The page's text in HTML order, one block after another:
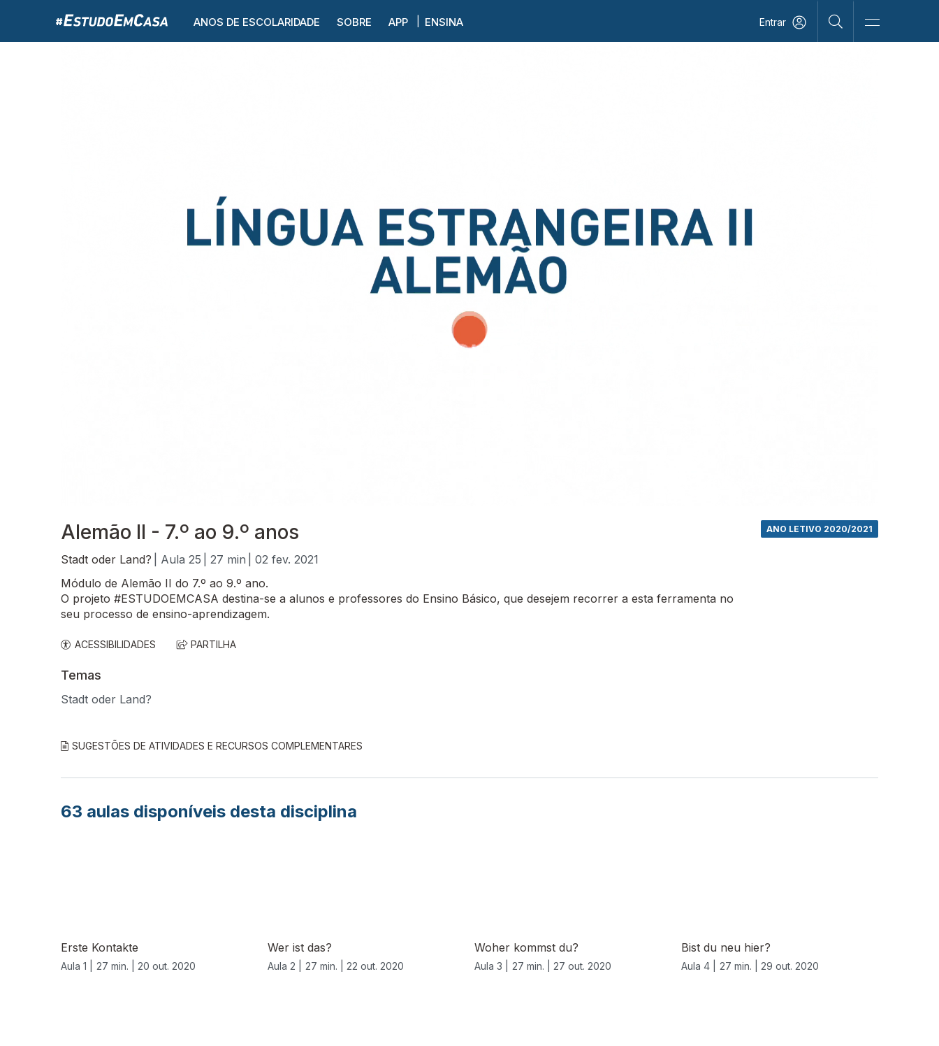
ANOS DE ESCOLARIDADE SOBRE APP ENSINA Entrar
Alemão II - 7.º ao 9.º anos
Stadt oder Land? | Aula 25 | 27 min | 02 fev. 2021
ANO LETIVO 2020/2021
Módulo de Alemão II do 7.º ao 9.º ano.
O projeto #ESTUDOEMCASA destina-se a alunos e professores do Ensino Básico, que desejem recorrer a esta ferramenta no
seu processo de ensino-aprendizagem.
ACESSIBILIDADES PARTILHA
Temas
Stadt oder Land?
SUGESTÕES DE ATIVIDADES E RECURSOS COMPLEMENTARES
63 aulas disponíveis desta disciplina
Erste Kontakte
Aula 1 | 27 min. | 20 out. 2020
Wer ist das?
Aula 2 | 27 min. | 22 out. 2020
Woher kommst du?
Aula 3 | 27 min. | 27 out. 2020
Bist du neu hier?
Aula 4 | 27 min. | 29 out. 2020